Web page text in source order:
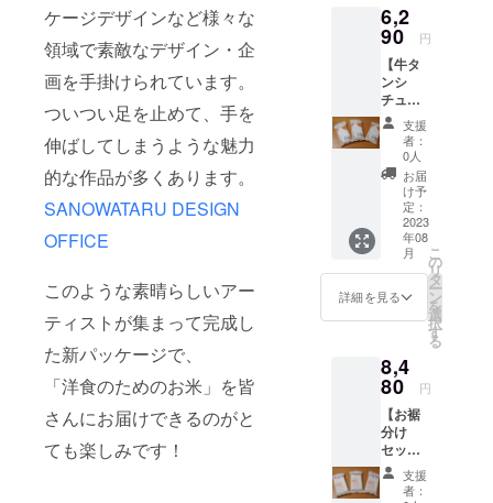
ケージデザインなど様々な
領域で素敵なデザイン・企
画を手掛けられています。
ついつい足を止めて、手を
伸ばしてしまうような魅力
的な作品が多くあります。
SANOWATARU DESIGN
OFFICE
このような素晴らしいアー
ティストが集まって完成し
た新パッケージで、
「洋食のためのお米」を皆
さんにお届けできるのがと
ても楽しみです！
ため）
味期限
はござ
いませ
ん。 お
いしく
お召し
上がり
いただ
ける期
間とし
て、 精
米年月
日より
75日以
内をお
してお
りま
パック
商品の
ため）
フレッ
ト付
き。 ギ
フト
ボック
スに入
れてお
送りし
ます。
お米の
保存方
法 冷
暗所 お
米はお
野菜と
同じ生
鮮食品
味期限
はござ
いませ
ん。 お
いしく
お召し
上がり
いただ
に合う
お米
お米2合
300g
お茶碗
約4杯
分 …
３袋(国
内販売
向け
NEWデ
ザイン)
配送料
込み お
米のお
いしい
炊き方
ト付
き。 ギ
フト
ボック
スに入
れてお
送りし
ます。
6,2
90 円
【牛タ
ンシ
チュー×
洋食に
合うお
米 ギ
フト
ボック
ス付
き】 監
修レト
ルト
「牛タ
ンシ
チュー
」…３
に合う
お米
お米2合
300g
お茶碗
約4杯
分 …
３袋(国
支援
者：
0人
お届
け予
定：
2023
年08
月
詳細を見る
こ
の
リ
タ
ー
ン
を
選
択
す
る
8,4
80 円
【お裾
分け
セッ
ト お
米12支援
者：